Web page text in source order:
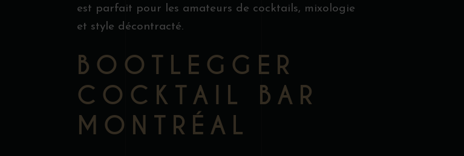
est parfait pour les amateurs de cocktails, mixologie
et style décontracté.
BOOTLEGGER
COCKTAIL BAR
MONTRÉAL